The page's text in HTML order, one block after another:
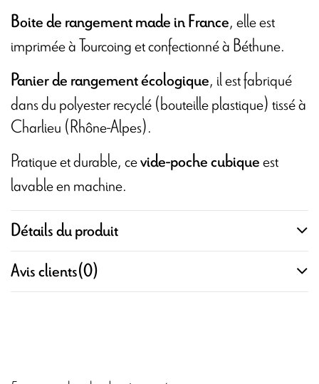
Boite de rangement made in France, elle est
imprimée à Tourcoing et confectionné à Béthune.
Panier de rangement écologique, il est fabriqué
dans du polyester recyclé (bouteille plastique) tissé à
Charlieu (Rhône-Alpes).
Pratique et durable, cevide-poche cubiqueest
lavable en machine.
Détails du produit
Avis clients(0)